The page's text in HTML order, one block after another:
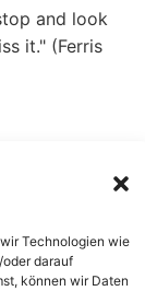
Technologien wie
darauf
können wir Daten
and look
it." (Ferris